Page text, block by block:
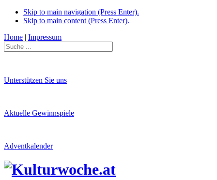
Skip to main navigation (Press Enter).
Skip to main content (Press Enter).
Home | Impressum
Unterstützen Sie uns
Aktuelle Gewinnspiele
Adventkalender